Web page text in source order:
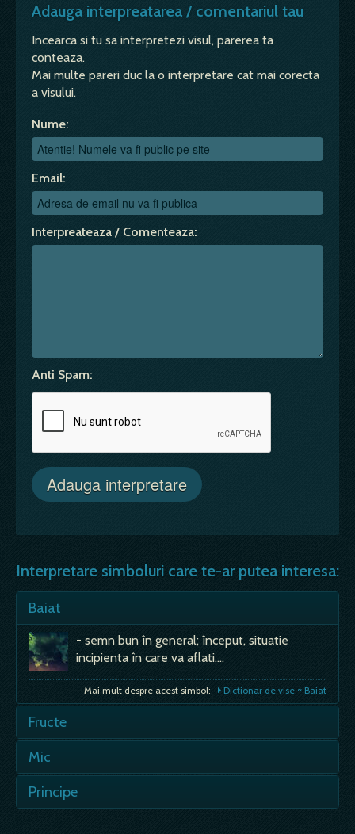
Adauga interpreatarea / comentariul tau
Incearca si tu sa interpretezi visul, parerea ta
conteaza.
Mai multe pareri duc la o interpretare cat mai corecta
a visului.
Nume:
Email:
Interpreateaza / Comenteaza:
Anti Spam:
Interpretare simboluri care te-ar putea interesa:
Baiat
- semn bun în general; început, situatie
incipienta în care va aflati.…
Mai mult despre acest simbol: Dictionar de vise ~ Baiat
Fructe
mult decât ceilalti pentru a recupera un
handicap; - pregatire slaba,…
Mic
- daca un lucru in vis e mai mic decat in
realitate sau devine mic pe parcursul visului -…
Principe